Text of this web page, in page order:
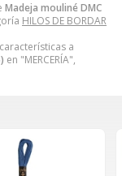
Madeja mouliné DMC
HILOS DE BORDAR
a
en "MERCERÍA",